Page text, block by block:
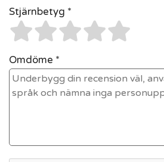
Stjärnbetyg *
Omdöme *